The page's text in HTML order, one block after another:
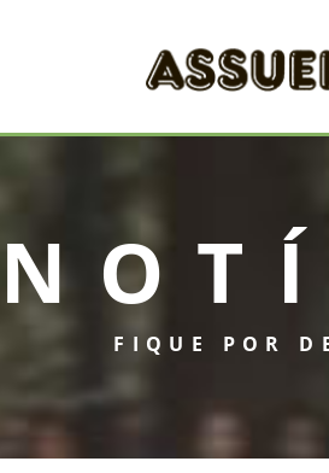
INICIAL
ASSUEL
FIQUE POR